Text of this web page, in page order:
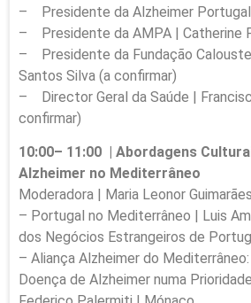
– Presidente da Alzheimer Portugal
– Presidente da AMPA | Catherine
– Presidente da Fundação
Santos Silva (a confirmar)
– Director Geral da Saúde |
confirmar)
10:00– 11:00 | Abordagens
Alzheimer no Mediterrâneo
Moderadora | Maria Leonor
– Portugal no Mediterrâneo | Luis
dos Negócios Estrangeiros de
– Aliança Alzheimer do
Doença de Alzheimer numa